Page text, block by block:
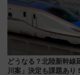
検や特急ラビューも
どうなる？北陸新幹線
川案」決定も課題あり